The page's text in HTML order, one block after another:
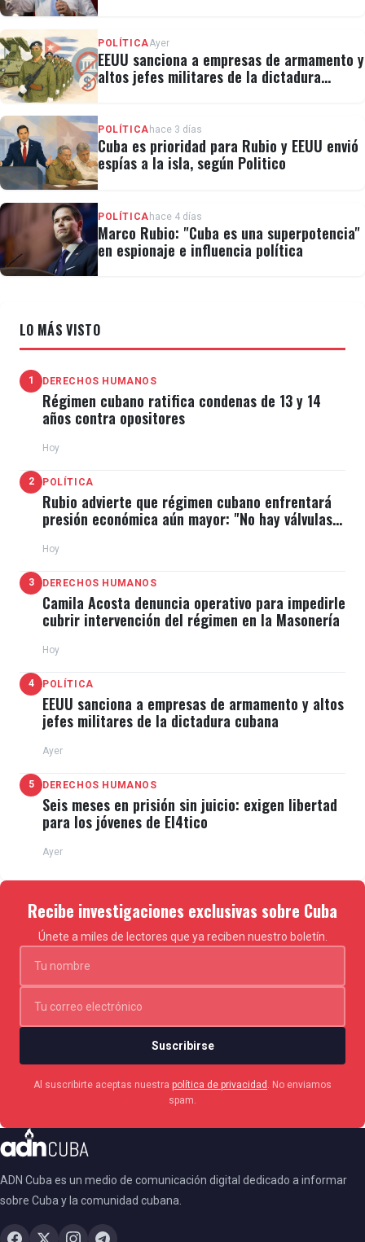
POLÍTICAAyer
EEUU sanciona a empresas de armamento y
altos jefes militares de la dictadura
POLÍTICA hace 3 días
Cuba es prioridad para Rubio y EEUU envió
espías a la isla, según Politico
POLÍTICA hace 4 días
Marco Rubio: "Cuba es una superpotencia"
en espionaje e influencia política
LO MÁS VISTO
1 DERECHOS HUMANOS
Régimen cubano ratifica condenas de 13 y 14
años contra opositores
Hoy
2 POLÍTICA
Rubio advierte que régimen cubano enfrentará
presión económica aún mayor: "No hay válvulas
Hoy
3 DERECHOS HUMANOS
Camila Acosta denuncia operativo para impedirle
cubrir intervención del régimen en la Masonería
Hoy
4 POLÍTICA
EEUU sanciona a empresas de armamento y altos
jefes militares de la dictadura cubana
Ayer
5 DERECHOS HUMANOS
Seis meses en prisión sin juicio: exigen libertad
para los jóvenes de El4tico
Ayer
Recibe investigaciones exclusivas sobre Cuba
Únete a miles de lectores que ya reciben nuestro boletín.
Suscribirse
Al suscribirte aceptas nuestra política de privacidad . No enviamos
spam.
ADN Cuba es un medio de comunicación digital dedicado a informar
sobre Cuba y la comunidad cubana.